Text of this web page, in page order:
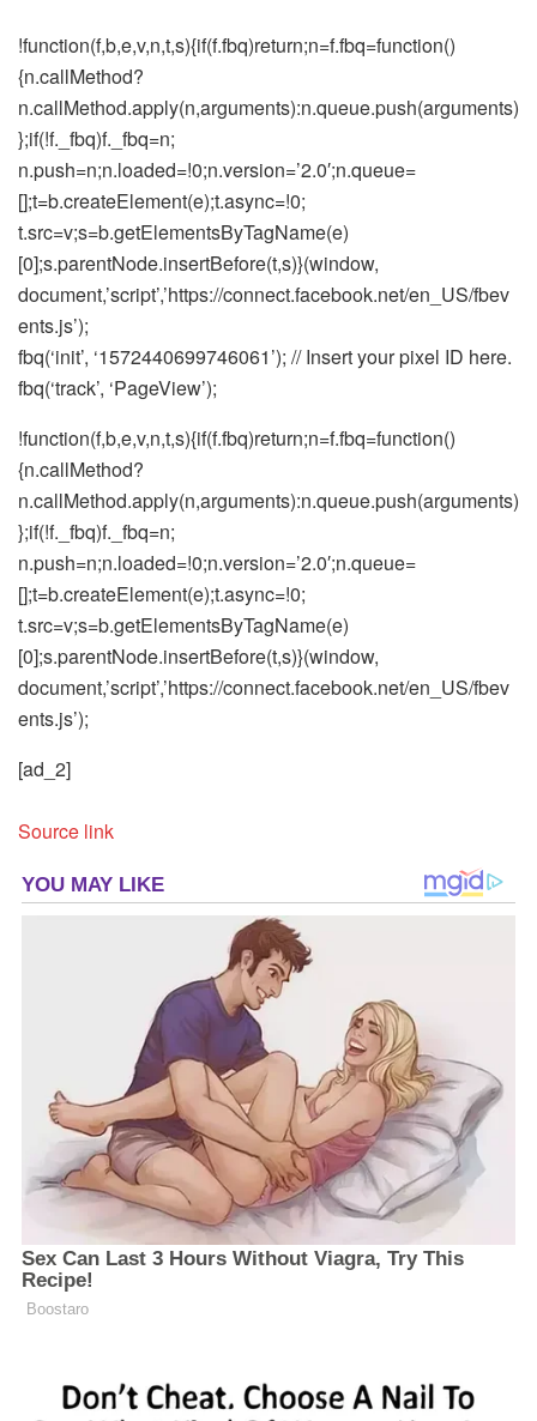
!function(f,b,e,v,n,t,s){if(f.fbq)return;n=f.fbq=function()
{n.callMethod?
n.callMethod.apply(n,arguments):n.queue.push(arguments)
};if(!f._fbq)f._fbq=n;
n.push=n;n.loaded=!0;n.version=’2.0′;n.queue=
[];t=b.createElement(e);t.async=!0;
t.src=v;s=b.getElementsByTagName(e)
[0];s.parentNode.insertBefore(t,s)}(window,
document,’script’,’https://connect.facebook.net/en_US/fbev
ents.js’);
fbq(‘init’, ‘1572440699746061’); // Insert your pixel ID here.
fbq(‘track’, ‘PageView’);
!function(f,b,e,v,n,t,s){if(f.fbq)return;n=f.fbq=function()
{n.callMethod?
n.callMethod.apply(n,arguments):n.queue.push(arguments)
};if(!f._fbq)f._fbq=n;
n.push=n;n.loaded=!0;n.version=’2.0′;n.queue=
[];t=b.createElement(e);t.async=!0;
t.src=v;s=b.getElementsByTagName(e)
[0];s.parentNode.insertBefore(t,s)}(window,
document,’script’,’https://connect.facebook.net/en_US/fbev
ents.js’);
[ad_2]
Source link